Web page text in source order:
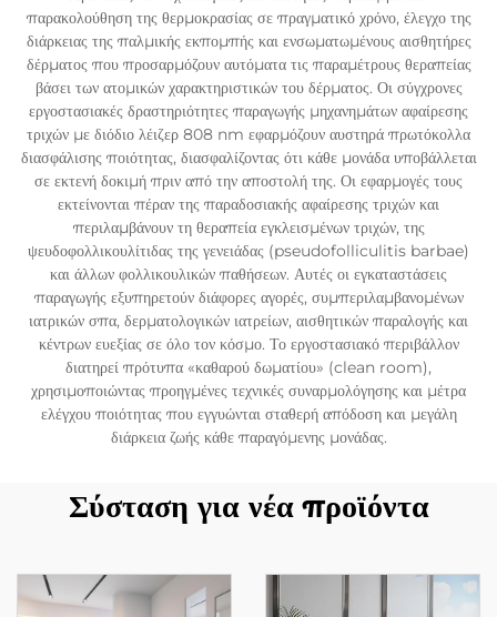
παρακολούθηση της θερμοκρασίας σε πραγματικό χρόνο, έλεγχο της
διάρκειας της παλμικής εκπομπής και ενσωματωμένους αισθητήρες
δέρματος που προσαρμόζουν αυτόματα τις παραμέτρους θεραπείας
βάσει των ατομικών χαρακτηριστικών του δέρματος. Οι σύγχρονες
εργοστασιακές δραστηριότητες παραγωγής μηχανημάτων αφαίρεσης
τριχών με διόδιο λέιζερ 808 nm εφαρμόζουν αυστηρά πρωτόκολλα
διασφάλισης ποιότητας, διασφαλίζοντας ότι κάθε μονάδα υποβάλλεται
σε εκτενή δοκιμή πριν από την αποστολή της. Οι εφαρμογές τους
εκτείνονται πέραν της παραδοσιακής αφαίρεσης τριχών και
περιλαμβάνουν τη θεραπεία εγκλεισμένων τριχών, της
ψευδοφολλικουλίτιδας της γενειάδας (pseudofolliculitis barbae)
και άλλων φολλικουλικών παθήσεων. Αυτές οι εγκαταστάσεις
παραγωγής εξυπηρετούν διάφορες αγορές, συμπεριλαμβανομένων
ιατρικών σπα, δερματολογικών ιατρείων, αισθητικών παραλογής και
κέντρων ευεξίας σε όλο τον κόσμο. Το εργοστασιακό περιβάλλον
διατηρεί πρότυπα «καθαρού δωματίου» (clean room),
χρησιμοποιώντας προηγμένες τεχνικές συναρμολόγησης και μέτρα
ελέγχου ποιότητας που εγγυώνται σταθερή απόδοση και μεγάλη
διάρκεια ζωής κάθε παραγόμενης μονάδας.
Σύσταση για νέα προϊόντα